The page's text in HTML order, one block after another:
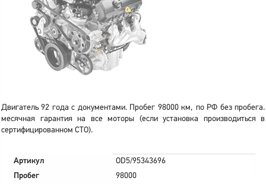
Двигатель 92 года с документами. Пробег 98000 км, по РФ без пробега.
месячная гарантия на все моторы (если установка производиться в
сертифицированном СТО).
Артикул
OD5/95343696
Пробег
98000